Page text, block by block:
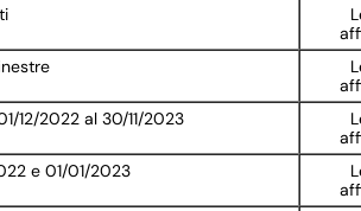
12/2022 al 30/11/2023
e 01/01/2023